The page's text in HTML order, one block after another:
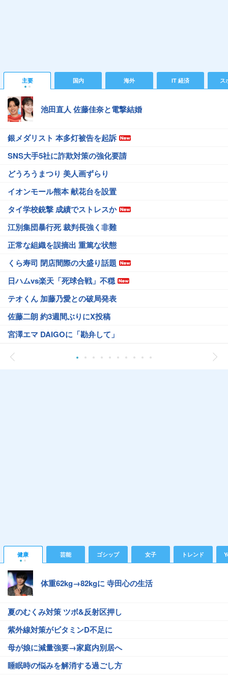
主要 国内 海外 IT 経済 ス
池田直人 佐藤佳奈と電撃結婚
銀メダリスト 本多灯被告を起訴
SNS大手5社に詐欺対策の強化要請
どうろうまつり 美人画ずらり
イオンモール熊本 献花台を設置
タイ学校銃撃 成績でストレスか
江別集団暴行死 裁判長強く非難
正常な組織を誤摘出 重篤な状態
くら寿司 閉店間際の大盛り話題
日ハムvs楽天「死球合戦」不穏
テオくん 加藤乃愛との破局発表
佐藤二朗 約3週間ぶりにX投稿
宮澤エマ DAIGOに「勘弁して」
健康 芸能 ゴシップ 女子 トレンド
体重62kg→82kgに 寺田心の生活
夏のむくみ対策 ツボ&反射区押し
紫外線対策がビタミンD不足に
母が娘に減量強要→家庭内別居へ
睡眠時の悩みを解消する過ごし方